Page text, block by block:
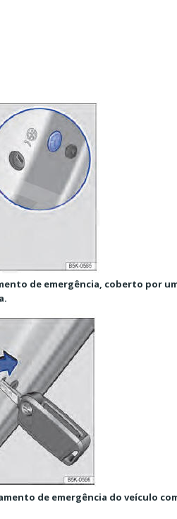
de emergência, coberto por
de emergência do veículo